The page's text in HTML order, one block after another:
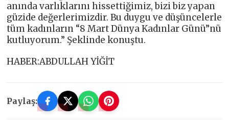
anında varlıklarını hissettiğimiz, bizi biz yapan
güzide değerlerimizdir. Bu duygu ve düşüncelerle
tüm kadınların “8 Mart Dünya Kadınlar Günü”nü
kutluyorum.” Şeklinde konuştu.
HABER:ABDULLAH YİĞİT
Paylaş: